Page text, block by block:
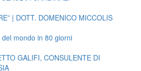
| DOTT. DOMENICO MICCOLIS
mondo in 80 giorni
GALIFI, CONSULENTE DI